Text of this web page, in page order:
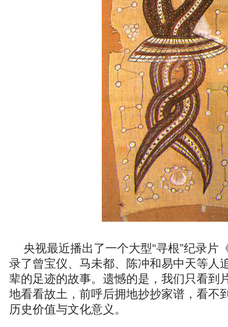
央视最近播出了一个大型“寻根”纪录片
录了曾宝仪、马未都、陈冲和易中天等人
辈的足迹的故事。遗憾的是，我们只看到
地看看故土，前呼后拥地抄抄家谱，看不
历史价值与文化意义。